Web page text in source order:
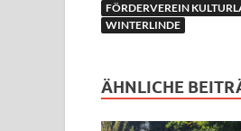
FÖRDERVEREIN
WINTERLINDE
ÄHNLICHE